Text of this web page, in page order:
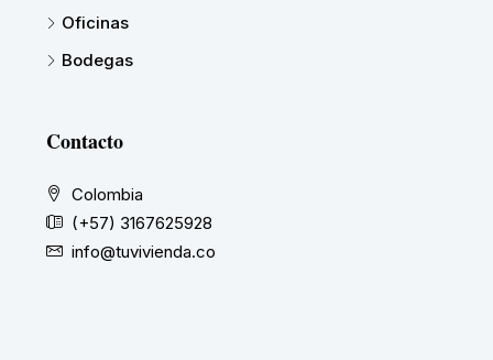
Oficinas
Bodegas
Contacto
Colombia
(+57) 3167625928
info@tuvivienda.co